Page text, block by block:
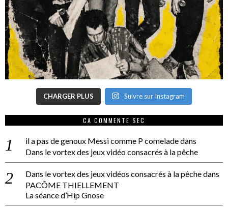
CHARGER PLUS Suivre sur Instagram
CA COMMENTE SEC
il a pas de genoux Messi comme P comeladedans
Dans le vortex des jeux vidéo consacrés à la pêche
Dans le vortex des jeux vidéos consacrés à la pêchedans
PACÔME THIELLEMENT
La séance d’Hip Gnose